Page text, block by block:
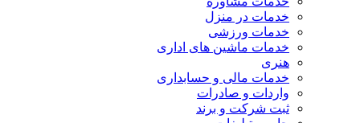
خدمات در منزل
خدمات ورزشی
خدمات ماشین های اداری
هنری
خدمات مالی و حسابداری
واردات و صادرات
ثبت شرکت و برند